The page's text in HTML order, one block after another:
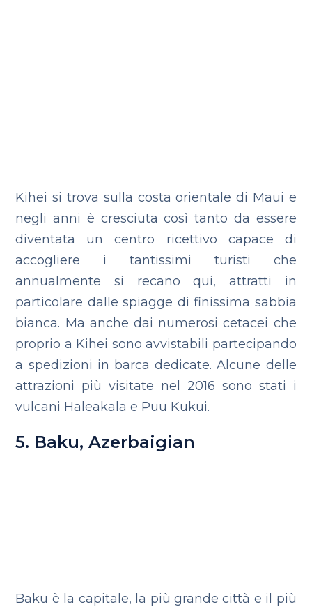
Kihei si trova sulla costa orientale di Maui e
negli anni è cresciuta così tanto da essere
diventata un centro ricettivo capace di
accogliere i tantissimi turisti che
annualmente si recano qui, attratti in
particolare dalle spiagge di finissima sabbia
bianca. Ma anche dai numerosi cetacei che
proprio a Kihei sono avvistabili partecipando
a spedizioni in barca dedicate. Alcune delle
attrazioni più visitate nel 2016 sono stati i
vulcani Haleakala e Puu Kukui.
5. Baku, Azerbaigian
Baku è la capitale, la più grande città e il più